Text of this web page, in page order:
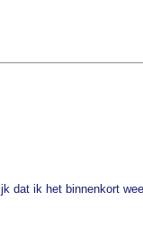
dat ik het binnenkort